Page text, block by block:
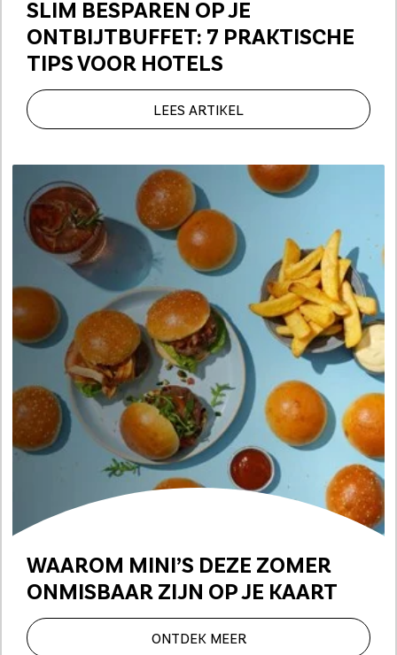
SLIM BESPAREN OP JE
ONTBIJTBUFFET: 7 PRAKTISCHE
TIPS VOOR HOTELS
LEES ARTIKEL
WAAROM MINI’S DEZE ZOMER
ONMISBAAR ZIJN OP JE KAART
ONTDEK MEER